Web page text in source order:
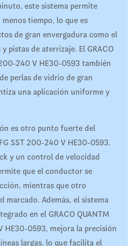
este sistema permite
tiempo, lo que es
de gran envergadura como el
pistas de aterrizaje. El GRACO
240 V HE30-0593 también
perlas de vidrio de gran
una aplicación uniforme y
es otro punto fuerte del
SST 200-240 V HE30-0593.
y un control de velocidad
que el conductor se
mientras que otro
marcado. Además, el sistema
en el GRACO QUANTM
HE30-0593, mejora la precisión
largas, lo que facilita el